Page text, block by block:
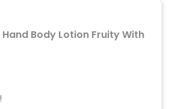
Body Lotion Fruity With